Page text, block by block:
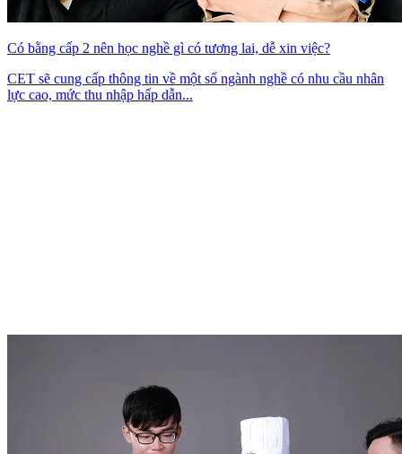
Có bằng cấp 2 nên học nghề gì có tương lai, dễ xin việc?
CET sẽ cung cấp thông tin về một số ngành nghề có nhu cầu nhân
lực cao, mức thu nhập hấp dẫn...